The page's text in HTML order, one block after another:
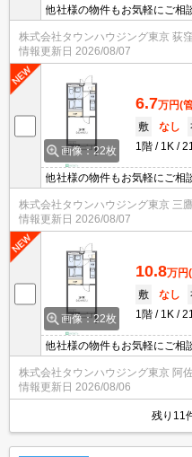
他社様の物件もお気軽にご相
ご紹介出来ます。明るく元気
だきます。当店ならオンライ
問い合わせ下さい☆★
株式会社タウンハウジング東京 荻
情報更新日 2026/08/07
画像：22枚
6.7万円(
敷
なし
1階
1K
他社様の物件もお気軽にご相
ご紹介出来ます。明るく元気
だきます。当店ならオンライ
問い合わせ下さい☆★
株式会社タウンハウジング東京 三
情報更新日 2026/08/07
画像：22枚
10.8万円
敷
なし
1階
1K
他社様の物件もお気軽にご相
ご紹介出来ます。明るく元気
だきます。当店ならオンライ
問い合わせ下さい☆★
株式会社タウンハウジング東京 阿
情報更新日 2026/08/06
残り11